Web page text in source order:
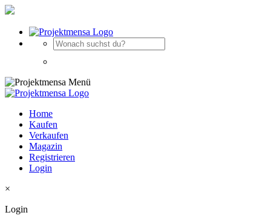
Home
Kaufen
Verkaufen
Magazin
Registrieren
Login
×
Login